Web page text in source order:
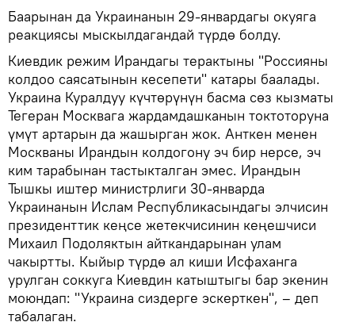
Баарынан да Украинанын 29-январдагы окуяга
реакциясы мыскылдагандай түрдө болду.
Киевдик режим Ирандагы терактыны "Россияны
колдоо саясатынын кесепети" катары баалады.
Украина Куралдуу күчтөрүнүн басма сөз кызматы
Тегеран Москвага жардамдашканын токтоторуна
үмүт артарын да жашырган жок. Анткен менен
Москваны Ирандын колдогону эч бир нерсе, эч
ким тарабынан тастыкталган эмес. Ирандын
Тышкы иштер министрлиги 30-январда
Украинанын Ислам Республикасындагы элчисин
президенттик кеңсе жетекчисинин кеңешчиси
Михаил Подоляктын айткандарынан улам
чакыртты. Кыйыр түрдө ал киши Исфаханга
урулган соккуга Киевдин катыштыгы бар экенин
моюндап: "Украина сиздерге эскерткен", – деп
табалаган.